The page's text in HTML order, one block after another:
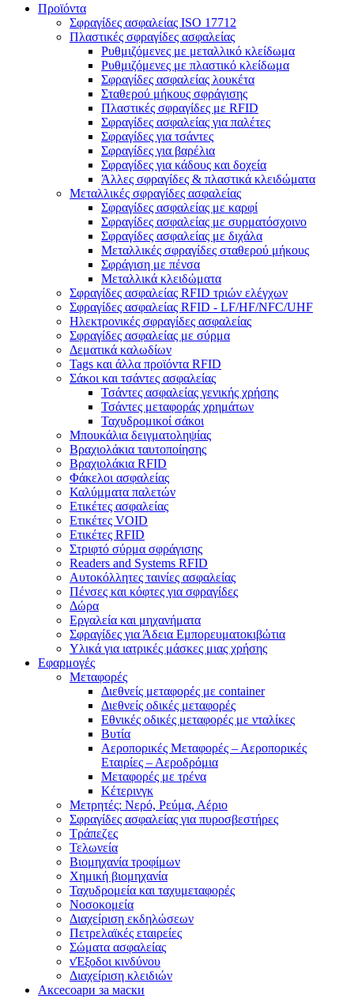
Προϊόντα
Σφραγίδες ασφαλείας ISO 17712
Πλαστικές σφραγίδες ασφαλείας
Ρυθμιζόμενες με μεταλλικό κλείδωμα
Ρυθμιζόμενες με πλαστικό κλείδωμα
Σφραγίδες ασφαλείας λουκέτα
Σταθερού μήκους σφράγισης
Πλαστικές σφραγίδες με RFID
Σφραγίδες ασφαλείας για παλέτες
Σφραγίδες για τσάντες
Σφραγίδες για βαρέλια
Σφραγίδες για κάδους και δοχεία
Άλλες σφραγίδες & πλαστικά κλειδώματα
Μεταλλικές σφραγίδες ασφαλείας
Σφραγίδες ασφαλείας με καρφί
Σφραγίδες ασφαλείας με συρματόσχοινο
Σφραγίδες ασφαλείας με διχάλα
Μεταλλικές σφραγίδες σταθερού μήκους
Σφράγιση με πένσα
Μεταλλικά κλειδώματα
Σφραγίδες ασφαλείας RFID τριών ελέγχων
Σφραγίδες ασφαλείας RFID - LF/HF/NFC/UHF
Ηλεκτρονικές σφραγίδες ασφαλείας
Σφραγίδες ασφαλείας με σύρμα
Δεματικά καλωδίων
Tags και άλλα προϊόντα RFID
Σάκοι και τσάντες ασφαλείας
Τσάντες ασφαλείας γενικής χρήσης
Τσάντες μεταφοράς χρημάτων
Ταχυδρομικοί σάκοι
Μπουκάλια δειγματοληψίας
Βραχιολάκια ταυτοποίησης
Βραχιολάκια RFID
Φάκελοι ασφαλείας
Καλύμματα παλετών
Ετικέτες ασφαλείας
Ετικέτες VOID
Ετικέτες RFID
Στριφτό σύρμα σφράγισης
Readers and Systems RFID
Αυτοκόλλητες ταινίες ασφαλείας
Πένσες και κόφτες για σφραγίδες
Δώρα
Εργαλεία και μηχανήματα
Σφραγίδες για Άδεια Εμπορευματοκιβώτια
Υλικά για ιατρικές μάσκες μιας χρήσης
Εφαρμογές
Μεταφορές
Διεθνείς μεταφορές με container
Διεθνείς οδικές μεταφορές
Εθνικές οδικές μεταφορές με νταλίκες
Βυτία
Αεροπορικές Μεταφορές – Αεροπορικές
Εταιρίες – Αεροδρόμια
Μεταφορές με τρένα
Κέτερινγκ
Μετρητές: Νερό, Ρεύμα, Αέριο
Σφραγίδες ασφαλείας για πυροσβεστήρες
Τράπεζες
Τελωνεία
Βιομηχανία τροφίμων
Χημική βιομηχανία
Ταχυδρομεία και ταχυμεταφορές
Νοσοκομεία
Διαχείριση εκδηλώσεων
Πετρελαϊκές εταιρείες
Σώματα ασφαλείας
vΈξοδοι κινδύνου
Διαχείριση κλειδιών
Аксесоари за маски